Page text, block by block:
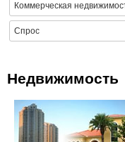
Коммерческая
Спрос
Недвижимость